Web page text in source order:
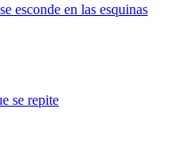
esconde en las esquinas
se repite